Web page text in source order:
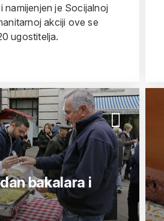
namijenjen je Socijalnoj
akciji ove se
ugostitelja.
bakalara i